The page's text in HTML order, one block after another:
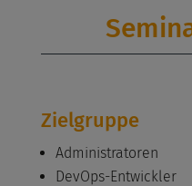
Zielgruppe
Administratoren
DevOps-Entwickler